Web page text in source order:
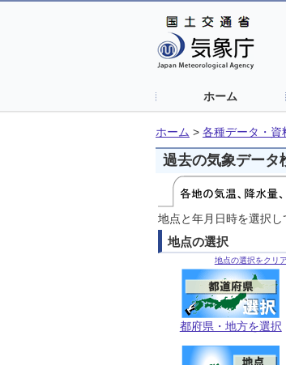
ホーム
ホーム > 各種データ・資
過去の気象データ
地点と年月日時を選択し
地点の選択
地点の選択をクリア
都府県・地方を選択